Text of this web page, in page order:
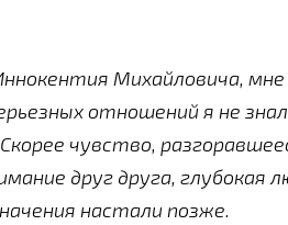
Михайловича, мне
отношений я не
чувство,
друг друга, глубокая
настали позже.